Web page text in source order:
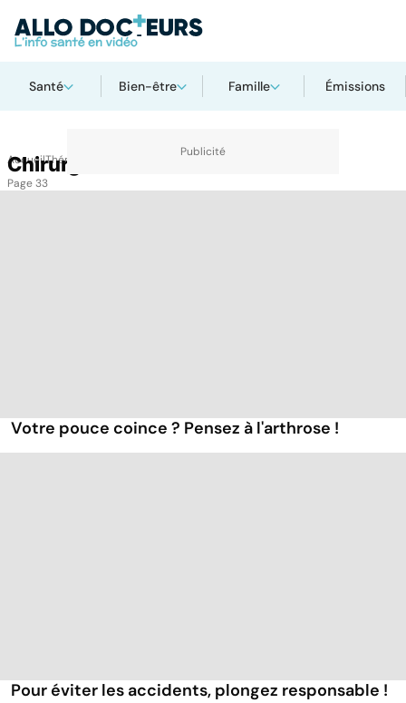
Santé Bien-être Famille Émissions
AccueilThématiques
Chirurgie
Page 33
Votre pouce coince ? Pensez à l'arthrose !
Pour éviter les accidents, plongez responsable !